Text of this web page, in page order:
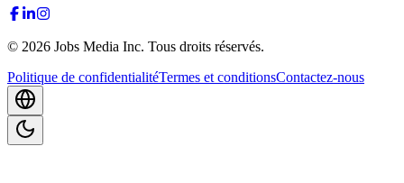
© 2026 Jobs Media Inc. Tous droits réservés.
Politique de confidentialitéTermes et conditionsContactez-nous